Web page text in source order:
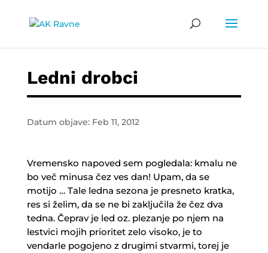
Ledni drobci
Datum objave: Feb 11, 2012
Vremensko napoved sem pogledala: kmalu ne
bo več minusa čez ves dan! Upam, da se
motijo … Tale ledna sezona je presneto kratka,
res si želim, da se ne bi zaključila že čez dva
tedna. Čeprav je led oz. plezanje po njem na
lestvici mojih prioritet zelo visoko, je to
vendarle pogojeno z drugimi stvarmi, torej je